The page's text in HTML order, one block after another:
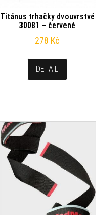
Titánus trhačky dvouvrstvé
30081 – červené
278 Kč
DETAIL